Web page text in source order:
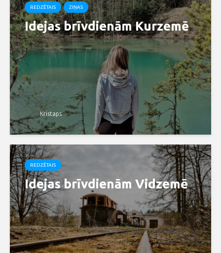
REDZĒTAIS ZIŅAS
Idejas brīvdienām Kurzemē
Kristaps
REDZĒTAIS
Idejas brīvdienām Vidzemē